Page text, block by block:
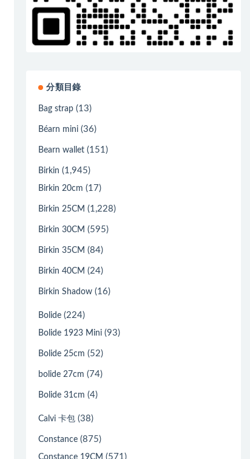
分類目錄
Bag strap (13)
Béarn mini (36)
Bearn wallet (151)
Birkin (1,945)
Birkin 20cm (17)
Birkin 25CM (1,228)
Birkin 30CM (595)
Birkin 35CM (84)
Birkin 40CM (24)
Birkin Shadow (16)
Bolide (224)
Bolide 1923 Mini (93)
Bolide 25cm (52)
bolide 27cm (74)
Bolide 31cm (4)
Calvi 卡包 (38)
Constance (875)
Constance 19CM (571)